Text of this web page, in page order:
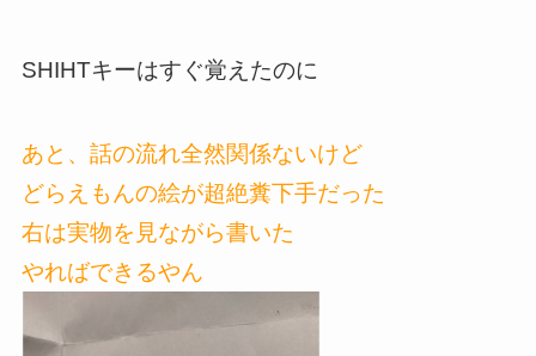
SHIHTキーはすぐ覚えたのに
あと、話の流れ全然関係ないけど
どらえもんの絵が超絶糞下手だった
右は実物を見ながら書いた
やればできるやん